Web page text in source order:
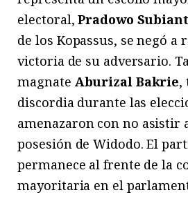
electoral,Pradowo
de los Kopassus, se negó a
victoria de su adversario.
magnate Aburizal Bakrie,
discordia durante las
amenazaron con no asistir
posesión de Widodo. El
permanece al frente de la
mayoritaria en el